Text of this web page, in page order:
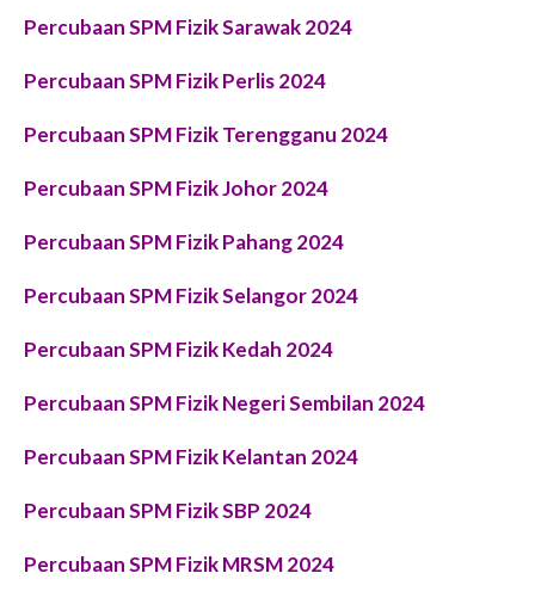
Percubaan SPM Fizik Sarawak 2024
Percubaan SPM Fizik Perlis 2024
Percubaan SPM Fizik Terengganu 2024
Percubaan SPM Fizik Johor 2024
Percubaan SPM Fizik Pahang 2024
Percubaan SPM Fizik Selangor 2024
Percubaan SPM Fizik Kedah 2024
Percubaan SPM Fizik Negeri Sembilan 2024
Percubaan SPM Fizik Kelantan 2024
Percubaan SPM Fizik SBP 2024
Percubaan SPM Fizik MRSM 2024